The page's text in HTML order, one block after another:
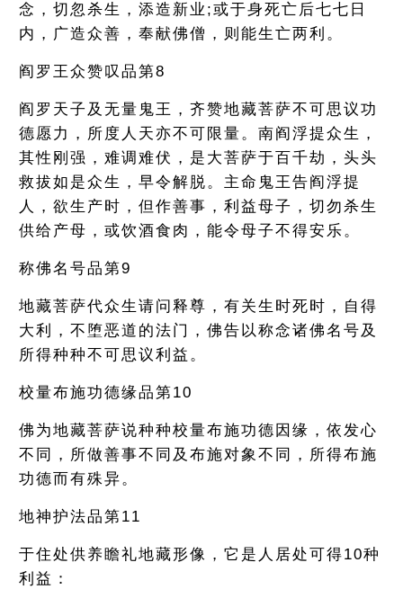
念，切忽杀生，添造新业;或于身死亡后七七日
内，广造众善，奉献佛僧，则能生亡两利。
阎罗王众赞叹品第8
阎罗天子及无量鬼王，齐赞地藏菩萨不可思议功
德愿力，所度人天亦不可限量。南阎浮提众生，
其性刚强，难调难伏，是大菩萨于百千劫，头头
救拔如是众生，早令解脱。主命鬼王告阎浮提
人，欲生产时，但作善事，利益母子，切勿杀生
供给产母，或饮酒食肉，能令母子不得安乐。
称佛名号品第9
地藏菩萨代众生请问释尊，有关生时死时，自得
大利，不堕恶道的法门，佛告以称念诸佛名号及
所得种种不可思议利益。
校量布施功德缘品第10
佛为地藏菩萨说种种校量布施功德因缘，依发心
不同，所做善事不同及布施对象不同，所得布施
功德而有殊异。
地神护法品第11
于住处供养瞻礼地藏形像，它是人居处可得10种
利益：